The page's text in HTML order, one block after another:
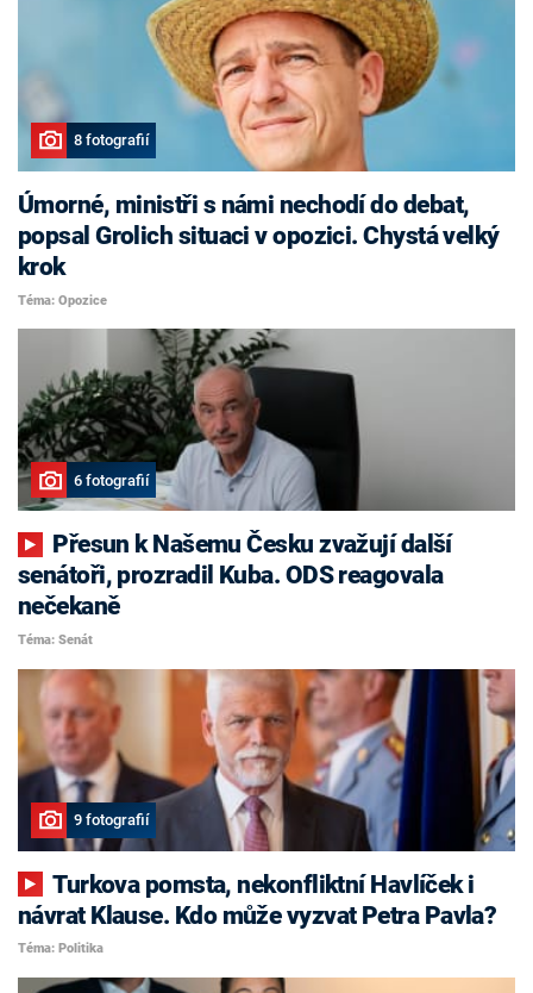
8 fotografií
Úmorné, ministři s námi nechodí do debat,
popsal Grolich situaci v opozici. Chystá velký
krok
Téma: Opozice
6 fotografií
senátoři, prozradil Kuba. ODS reagovala
nečekaně
Téma: Senát
9 fotografií
Turkova pomsta, nekonfliktní Havlíček i
návrat Klause. Kdo může vyzvat Petra Pavla?
Téma: Politika